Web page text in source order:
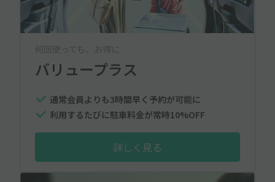
何回使っても、お得に
バリュープラス
通常会員よりも3時間早く予約が可能に
利用するたびに駐車料金が常時10%OFF
詳しく見る